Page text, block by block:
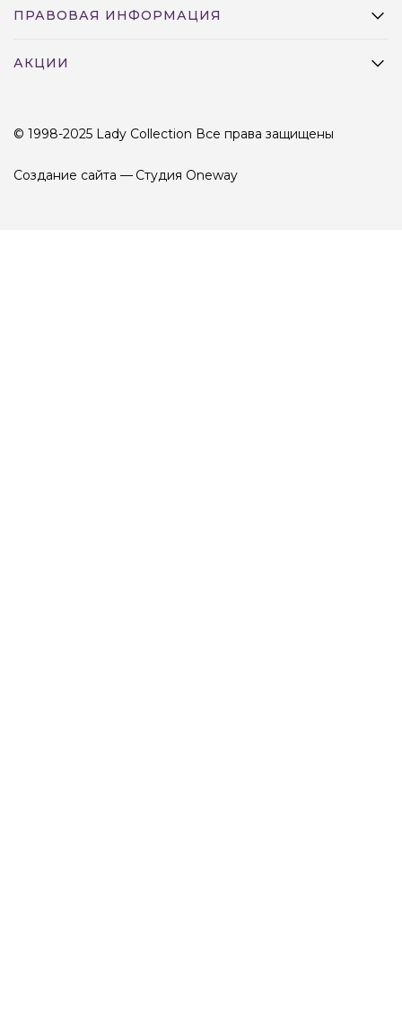
ПРАВОВАЯ ИНФОРМАЦИЯ
АКЦИИ
© 1998-2025 Lady Collection Все права защищены
Создание сайта — Студия Oneway